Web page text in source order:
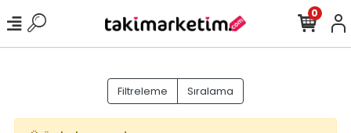
0
Filtreleme Sıralama